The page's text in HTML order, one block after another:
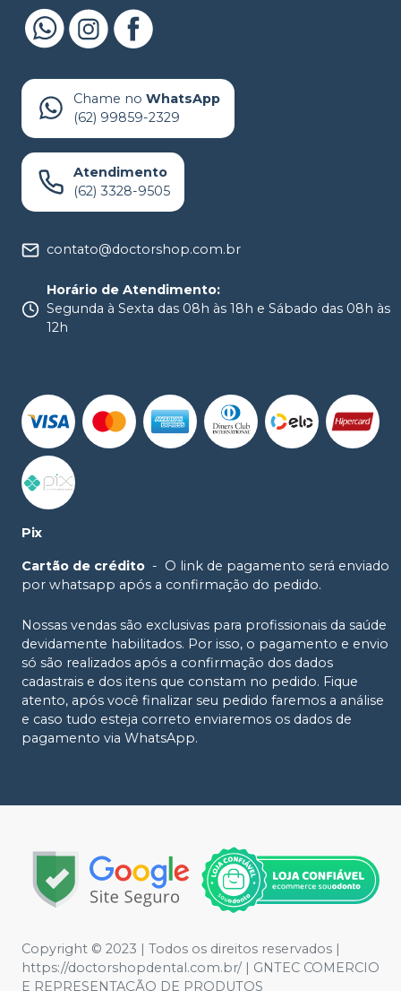
Chame no WhatsApp
(62) 99859-2329
Atendimento
(62) 3328-9505
contato@doctorshop.com.br
Horário de Atendimento:
Segunda à Sexta das 08h às 18h e Sábado das 08h às
12h
Pix
Cartão de crédito - O link de pagamento será enviado
por whatsapp após a confirmação do pedido.
Nossas vendas são exclusivas para profissionais da saúde
devidamente habilitados. Por isso, o pagamento e envio
só são realizados após a confirmação dos dados
cadastrais e dos itens que constam no pedido. Fique
atento, após você finalizar seu pedido faremos a análise
e caso tudo esteja correto enviaremos os dados de
pagamento via WhatsApp.
Copyright © 2023 | Todos os direitos reservados |
https://doctorshopdental.com.br/ | GNTEC COMERCIO
E REPRESENTAÇÃO DE PRODUTOS